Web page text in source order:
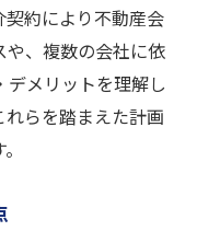
契約により不動産会
や、複数の会社に依
デメリットを理解し
れらを踏まえた計画